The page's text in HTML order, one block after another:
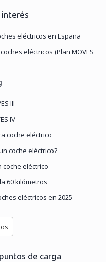
interés
eléctricos en España
eléctricos (Plan MOVES
III
IV
coche eléctrico
coche eléctrico?
coche eléctrico
60 kilómetros
eléctricos en 2025
de carga